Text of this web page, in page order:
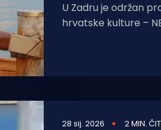
U Zadru je održan
hrvatske kulture –
28 sij. 2026 2 MIN.